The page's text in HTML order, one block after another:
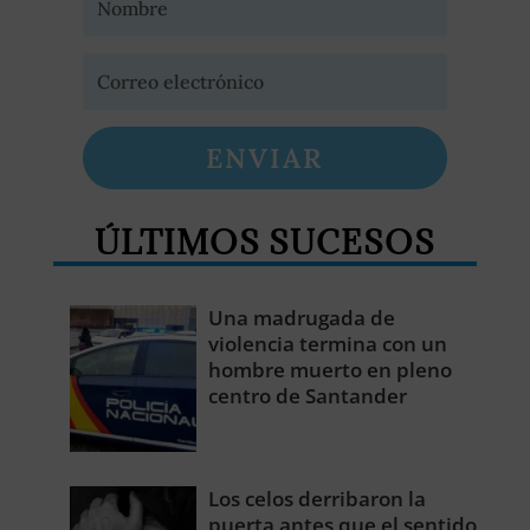
ENVIAR
ÚLTIMOS SUCESOS
Una madrugada de
violencia termina con un
hombre muerto en pleno
centro de Santander
Los celos derribaron la